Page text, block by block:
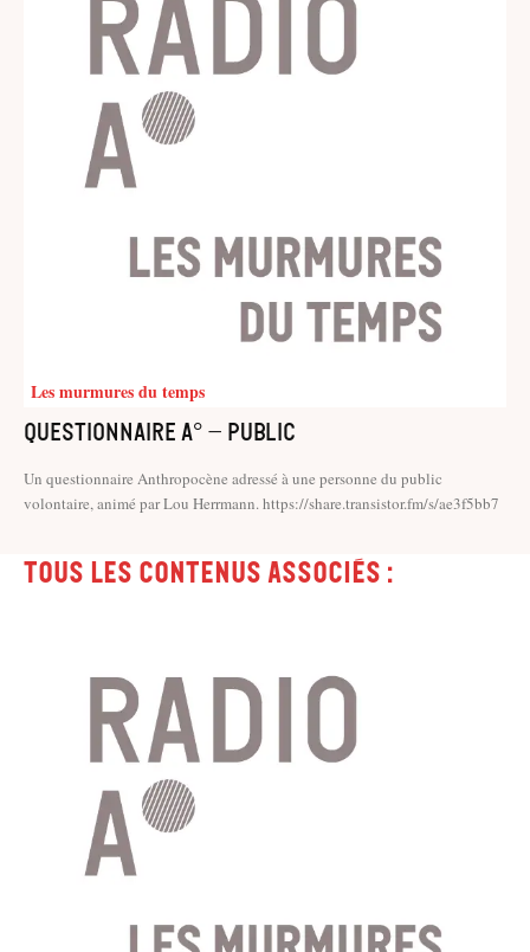
Les murmures du temps
Questionnaire A° – Public
Un questionnaire Anthropocène adressé à une personne du public
volontaire, animé par Lou Herrmann. https://share.transistor.fm/s/ae3f5bb7
Tous les contenus associés :